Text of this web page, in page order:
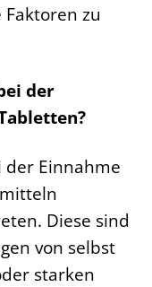
zu
der
der Einnahme
Diese sind
von selbst
starken